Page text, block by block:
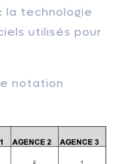
la technologie
utilisés pour
notation